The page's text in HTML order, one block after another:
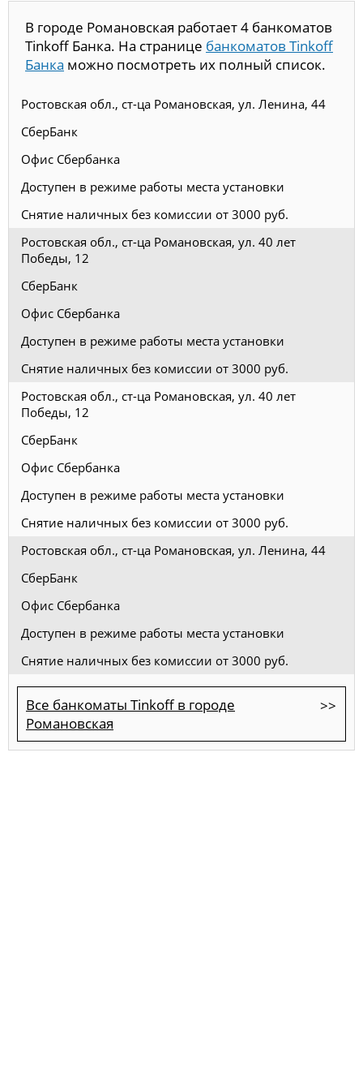
В городе Романовская работает 4 банкоматов
Tinkoff Банка. На странице банкоматов Tinkoff
Банка можно посмотреть их полный список.
Ростовская обл., ст-ца Романовская, ул. Ленина, 44
СберБанк
Офис Сбербанка
Доступен в режиме работы места установки
Снятие наличных без комиссии от 3000 руб.
Ростовская обл., ст-ца Романовская, ул. 40 лет
Победы, 12
СберБанк
Офис Сбербанка
Доступен в режиме работы места установки
Снятие наличных без комиссии от 3000 руб.
Ростовская обл., ст-ца Романовская, ул. 40 лет
Победы, 12
СберБанк
Офис Сбербанка
Доступен в режиме работы места установки
Снятие наличных без комиссии от 3000 руб.
Ростовская обл., ст-ца Романовская, ул. Ленина, 44
СберБанк
Офис Сбербанка
Доступен в режиме работы места установки
Снятие наличных без комиссии от 3000 руб.
Все банкоматы Tinkoff в городе
Романовская